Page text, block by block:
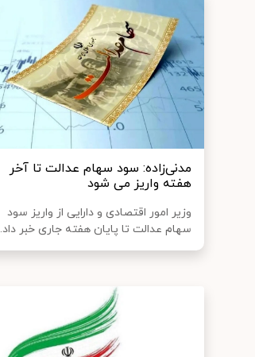
مدنی‌زاده: سود سهام عدالت تا آخر
هفته واریز می شود
وزیر امور اقتصادی و دارایی از واریز سود
سهام عدالت تا پایان هفته جاری خبر داد.